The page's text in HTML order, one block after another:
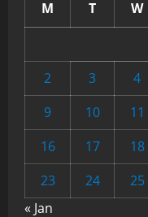
M T W
2
3 4
9
10 11
16
17 18
23
24 25
« Jan